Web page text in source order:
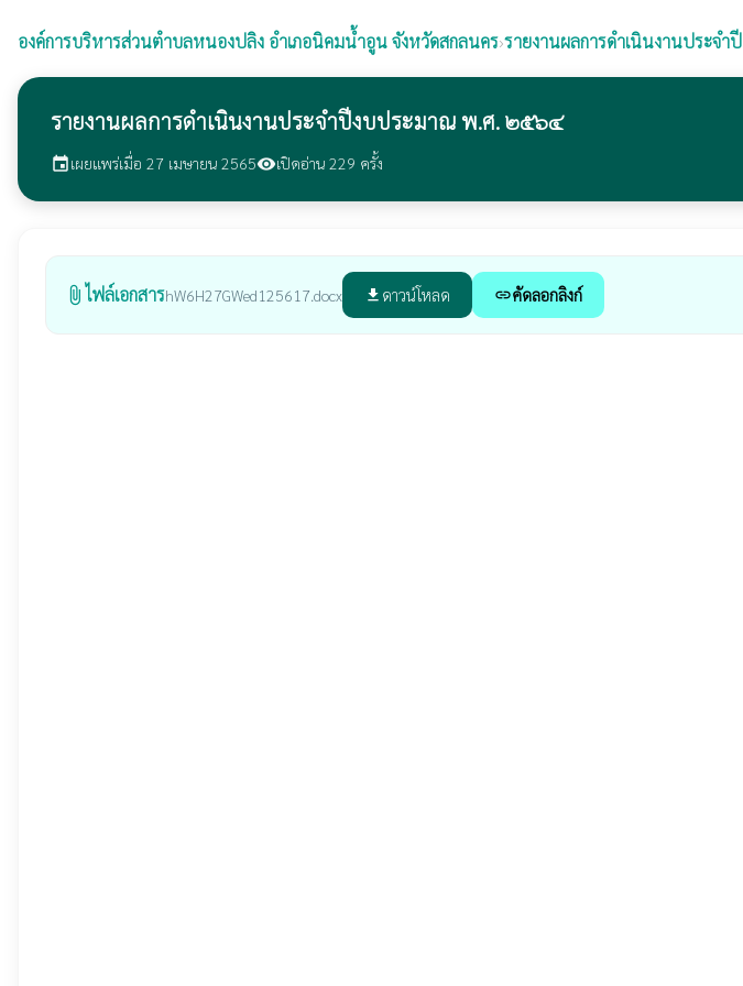
องค์การบริหารส่วนตำบลหนองปลิง อำเภอนิคมน้ำอูน จังหวัดสกลนคร›รายงานผลการดำเนินงานประจำปี
รายงานผลการดำเนินงานประจำปีงบประมาณ พ.ศ. ๒๕๖๔
eventเผยแพร่เมื่อ 27 เมษายน 2565visibilityเปิดอ่าน 229 ครั้ง
attach_file ไฟล์เอกสารhW6H27GWed125617.docx file_download ดาวน์โหลด linkคัดลอกลิงก์